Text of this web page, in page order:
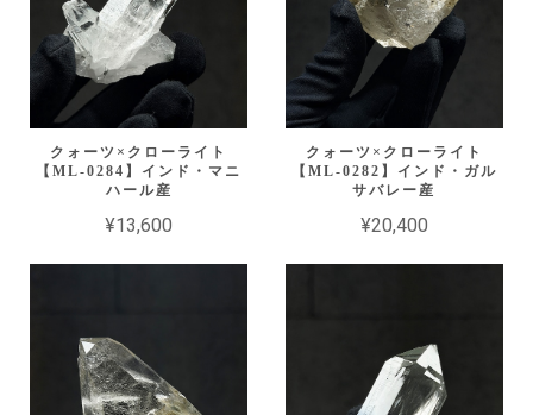
クォーツ×クローライト
【ML-0284】インド・マニ
ハール産
¥13,600
クォーツ×クローライト
【ML-0282】インド・ガル
サバレー産
¥20,400